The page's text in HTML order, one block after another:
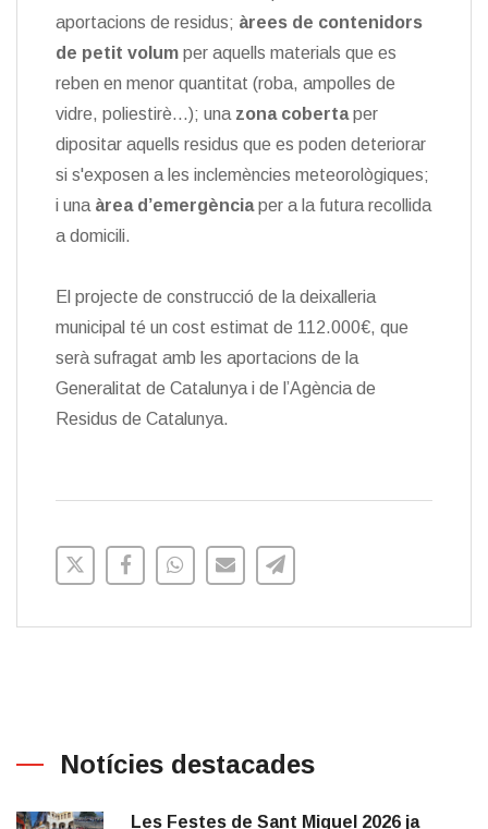
aportacions de residus; àrees de contenidors
de petit volum per aquells materials que es
reben en menor quantitat (roba, ampolles de
vidre, poliestirè...); una zona cobertaper
dipositar aquells residus que es poden deteriorar
si s'exposen a les inclemències meteorològiques;
i una àrea d’emergènciaper a la futura recollida
a domicili.
El projecte de construcció de la deixalleria
municipal té un cost estimat de 112.000€, que
serà sufragat amb les aportacions de la
Generalitat de Catalunya i de l’Agència de
Residus de Catalunya.
Notícies destacades
Les Festes de Sant Miquel 2026 ja